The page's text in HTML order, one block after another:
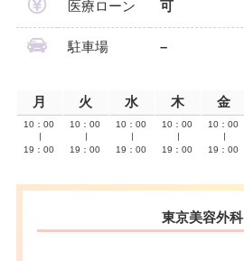
医療ローン 可
駐車場 –
月 火 水 木 金
10：00
19：00
10：00
19：00
10：00
19：00
10：00
19：00
10：00
19：00
東京美容外科